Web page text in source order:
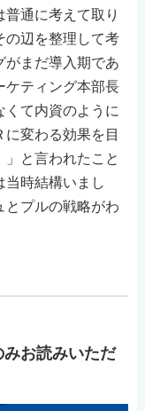
通に考えて取り
の辺を整理して考
がまだ導入期であ
ケティング本部長
くて内資のように
変わる効果を目
と言われたこと
当時結構いまし
とプルの戦略がわ
みお読みいただ